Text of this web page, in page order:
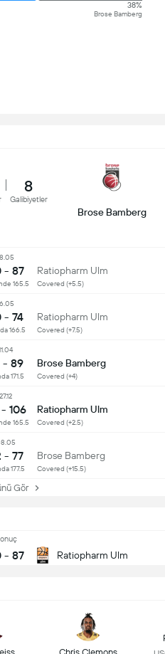
- 87 Ratiopharm Ulm
38%
Brose Bamberg
8
Galibiyetler
Brose Bamberg
- 87 Ratiopharm Ulm
Covered (+5.5)
165.5
- 74 Ratiopharm Ulm
Covered (+7.5)
166.5
- 89 Brose Bamberg
Covered (+4)
171.5
27.12
106 Ratiopharm Ulm
Covered (+2.5)
165.5
- 77 Brose Bamberg
Covered (+15.5)
177.5
Gör
Chris Clemons